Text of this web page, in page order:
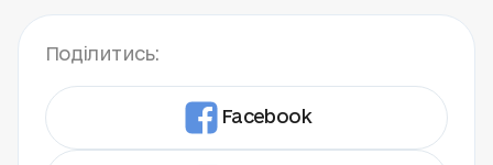
Поділитись:
Facebook